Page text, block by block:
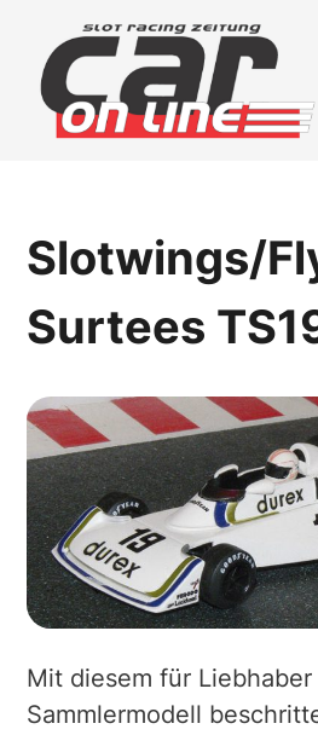
Slotwings/
Surtees
Mit diesem für
Sammlermodell